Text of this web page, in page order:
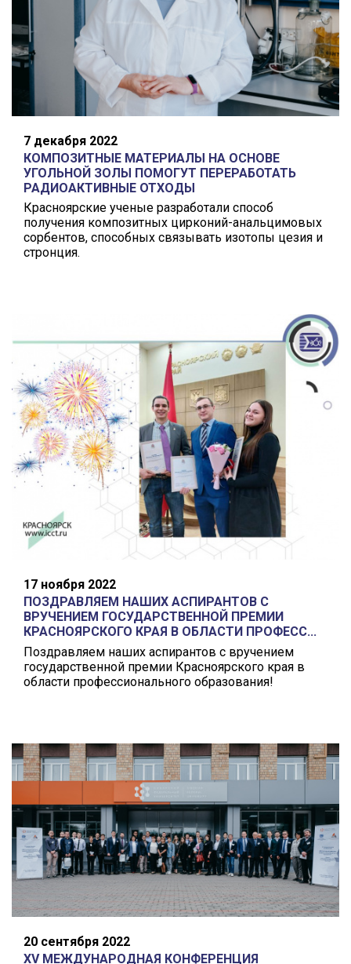
7 декабря 2022
КОМПОЗИТНЫЕ МАТЕРИАЛЫ НА ОСНОВЕ
УГОЛЬНОЙ ЗОЛЫ ПОМОГУТ ПЕРЕРАБОТАТЬ
РАДИОАКТИВНЫЕ ОТХОДЫ
Красноярские ученые разработали способ
получения композитных цирконий-анальцимовых
сорбентов, способных связывать изотопы цезия и
стронция.
17 ноября 2022
ПОЗДРАВЛЯЕМ НАШИХ АСПИРАНТОВ С
ВРУЧЕНИЕМ ГОСУДАРСТВЕННОЙ ПРЕМИИ
КРАСНОЯРСКОГО КРАЯ В ОБЛАСТИ ПРОФЕСС...
Поздравляем наших аспирантов с вручением
государственной премии Красноярского края в
области профессионального образования!
20 сентября 2022
XV МЕЖДУНАРОДНАЯ КОНФЕРЕНЦИЯ